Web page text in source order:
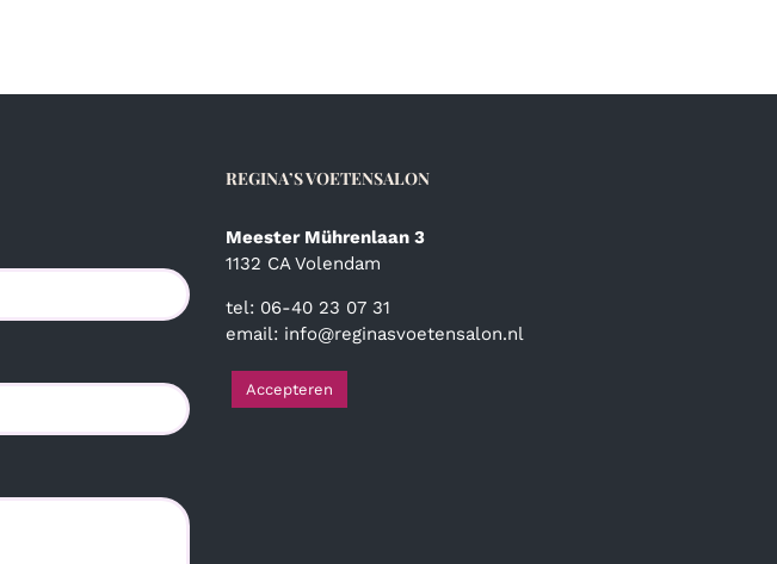
REGINA’S VOETENSALON
Meester Mührenlaan 3
1132 CA Volendam
tel: 06-40 23 07 31
email: info@reginasvoetensalon.nl
Accepteren